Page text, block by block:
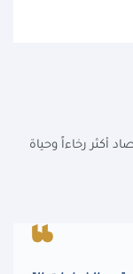
أكثر رخاءاً وحياة